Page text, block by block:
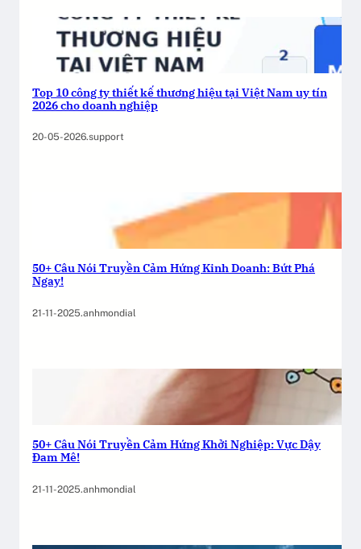
Top 10 công ty thiết kế thương hiệu tại Việt Nam uy tín
2026 cho doanh nghiệp
20-05-2026.support
50+ Câu Nói Truyền Cảm Hứng Kinh Doanh: Bứt Phá
Ngay!
21-11-2025.anhmondial
50+ Câu Nói Truyền Cảm Hứng Khởi Nghiệp: Vực Dậy
Đam Mê!
21-11-2025.anhmondial